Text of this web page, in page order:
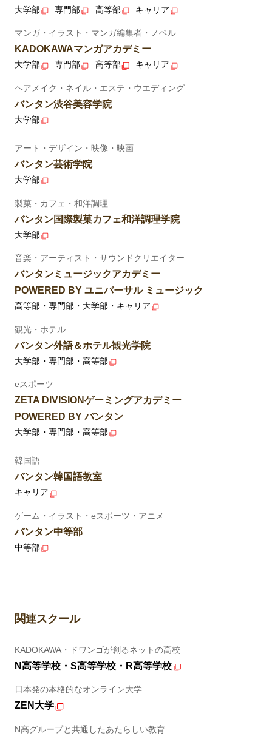
大学部 専門部 高等部 キャリア
マンガ・イラスト・マンガ編集者・ノベル
KADOKAWAマンガアカデミー
大学部 専門部 高等部 キャリア
ヘアメイク・ネイル・エステ・ウエディング
バンタン渋谷美容学院
大学部
アート・デザイン・映像・映画
バンタン芸術学院
大学部
製菓・カフェ・和洋調理
バンタン国際製菓カフェ和洋調理学院
大学部
音楽・アーティスト・サウンドクリエイター
バンタンミュージックアカデミー
POWERED BY ユニバーサル ミュージック
高等部・専門部・大学部・キャリア
観光・ホテル
バンタン外語＆ホテル観光学院
大学部・専門部・高等部
eスポーツ
ZETA DIVISIONゲーミングアカデミー
POWERED BY バンタン
大学部・専門部・高等部
韓国語
バンタン韓国語教室
キャリア
ゲーム・イラスト・eスポーツ・アニメ
バンタン中等部
中等部
関連スクール
KADOKAWA・ドワンゴが創るネットの高校
N高等学校・S高等学校・R高等学校
日本発の本格的なオンライン大学
ZEN大学
N高グループと共通したあたらしい教育